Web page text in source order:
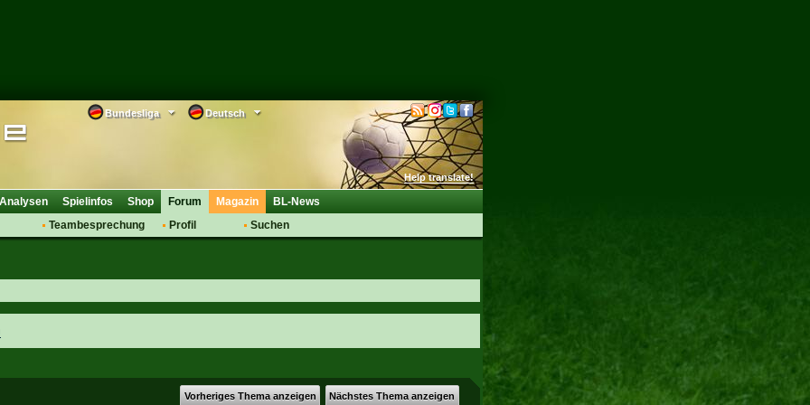
Deutsch
Bundesliga
Help translate!
Analysen Spielinfos Shop
Forum
Teambesprechung
Saisonübergang
Profil
Suchen
Magazin BL-News
Vorheriges Thema anzeigen Nächstes Thema anzeigen